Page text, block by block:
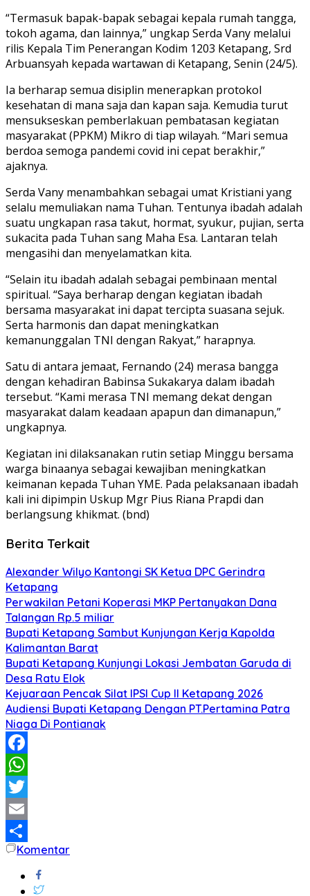
“Termasuk bapak-bapak sebagai kepala rumah tangga,
tokoh agama, dan lainnya,” ungkap Serda Vany melalui
rilis Kepala Tim Penerangan Kodim 1203 Ketapang, Srd
Arbuansyah kepada wartawan di Ketapang, Senin (24/5).
Ia berharap semua disiplin menerapkan protokol
kesehatan di mana saja dan kapan saja. Kemudia turut
mensukseskan pemberlakuan pembatasan kegiatan
masyarakat (PPKM) Mikro di tiap wilayah. “Mari semua
berdoa semoga pandemi covid ini cepat berakhir,”
ajaknya.
Serda Vany menambahkan sebagai umat Kristiani yang
selalu memuliakan nama Tuhan. Tentunya ibadah adalah
suatu ungkapan rasa takut, hormat, syukur, pujian, serta
sukacita pada Tuhan sang Maha Esa. Lantaran telah
mengasihi dan menyelamatkan kita.
“Selain itu ibadah adalah sebagai pembinaan mental
spiritual. “Saya berharap dengan kegiatan ibadah
bersama masyarakat ini dapat tercipta suasana sejuk.
Serta harmonis dan dapat meningkatkan
kemanunggalan TNI dengan Rakyat,” harapnya.
Satu di antara jemaat, Fernando (24) merasa bangga
dengan kehadiran Babinsa Sukakarya dalam ibadah
tersebut. “Kami merasa TNI memang dekat dengan
masyarakat dalam keadaan apapun dan dimanapun,”
ungkapnya.
Kegiatan ini dilaksanakan rutin setiap Minggu bersama
warga binaanya sebagai kewajiban meningkatkan
keimanan kepada Tuhan YME. Pada pelaksanaan ibadah
kali ini dipimpin Uskup Mgr Pius Riana Prapdi dan
berlangsung khikmat. (bnd)
Berita Terkait
Alexander Wilyo Kantongi SK Ketua DPC Gerindra
Ketapang
Perwakilan Petani Koperasi MKP Pertanyakan Dana
Talangan Rp.5 miliar
Bupati Ketapang Sambut Kunjungan Kerja Kapolda
Kalimantan Barat
Bupati Ketapang Kunjungi Lokasi Jembatan Garuda di
Desa Ratu Elok
Kejuaraan Pencak Silat IPSI Cup II Ketapang 2026
Audiensi Bupati Ketapang Dengan PT.Pertamina Patra
Niaga Di Pontianak
Facebook
WhatsApp
Twitter
Email
Share
Komentar